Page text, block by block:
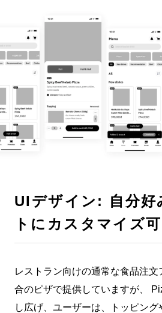
UIデザイン: 自分好
トにカスタマイズ
レストラン向けの通常な食品注
合のピザで提供していますが、
し広げ、ユーザーは、トッピング